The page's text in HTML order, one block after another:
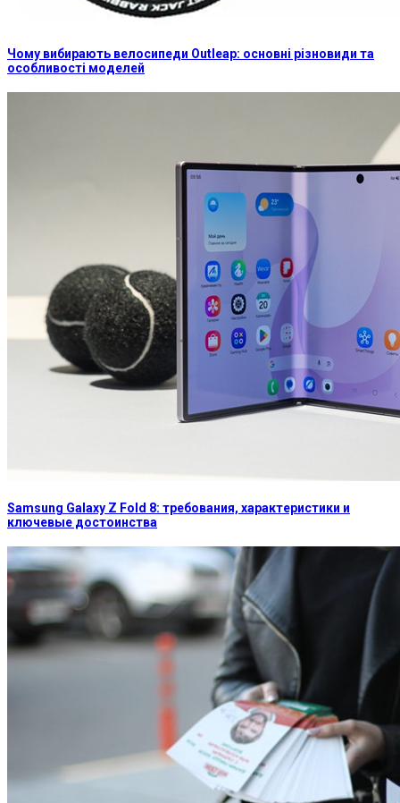
Чому вибирають велосипеди Outleap: основні різновиди та
особливості моделей
Samsung Galaxy Z Fold 8: требования, характеристики и
ключевые достоинства